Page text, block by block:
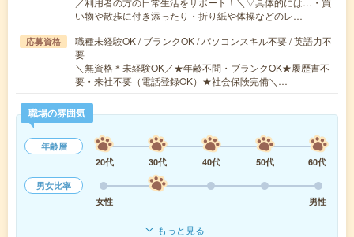
い物や散歩に付き添ったり・折り紙や体操などのレ…
応募資格
職種未経験OK / ブランクOK / パソコンスキル不要 / 英語力不
要
＼無資格＊未経験OK／★年齢不問・ブランクOK★履歴書不
要・来社不要（電話登録OK）★社会保険完備＼…
職場の雰囲気
年齢層
20代
30代 40代 50代
60代
男女比率
女性
男性
もっと見る